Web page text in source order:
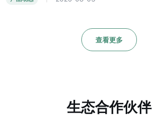
查看更多
生态合作伙伴